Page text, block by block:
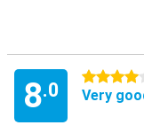
8.0
4 stars
Very